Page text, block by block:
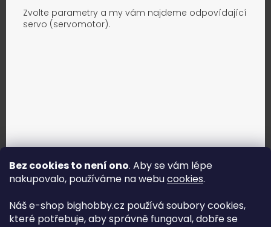
Bez cookies to není ono. Aby se vám lépe
nakupovalo, používáme na webucookies.
Náš e-shop bighobby.cz používá soubory cookies,
které potřebuje, aby správně fungoval, dobře se
Zvolte parametry a my vám najdeme odpovídající
servo (servomotor).
Jak vybrat správné servo?
Najít správné servo